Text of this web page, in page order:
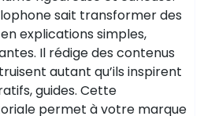
sait transformer des
explications simples,
Il rédige des contenus
autant qu’ils inspirent
guides. Cette
permet à votre marque